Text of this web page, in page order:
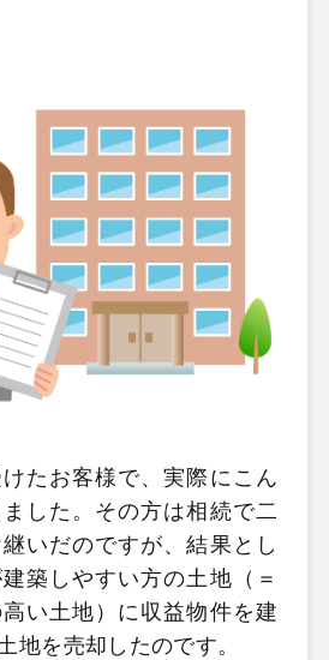
たお客様で、実際にこん
した。その方は相続で二
いだのですが、結果とし
築しやすい方の土地（＝
い土地）に収益物件を建
地を売却したのです。